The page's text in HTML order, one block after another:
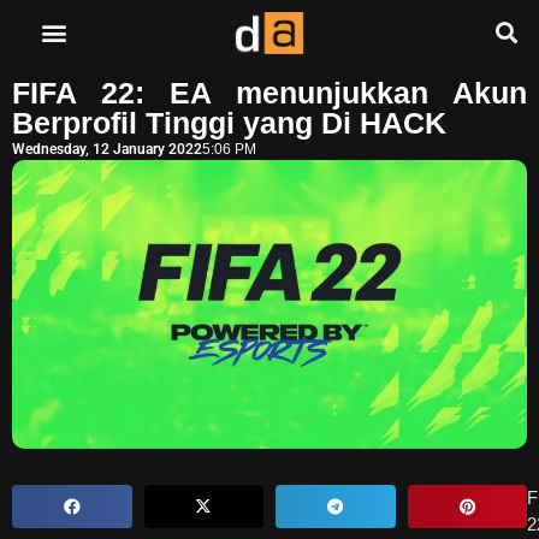
FIFA 22: EA menunjukkan Akun
Berprofil Tinggi yang Di HACK
Wednesday, 12 January 20225:06 PM